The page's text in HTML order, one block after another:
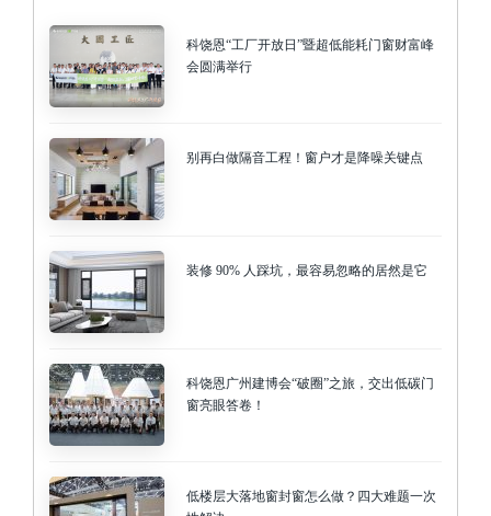
科饶恩“工厂开放日”暨超低能耗门窗财富峰
会圆满举行
别再白做隔音工程！窗户才是降噪关键点
装修 90% 人踩坑，最容易忽略的居然是它
科饶恩广州建博会“破圈”之旅，交出低碳门
窗亮眼答卷！
低楼层大落地窗封窗怎么做？四大难题一次